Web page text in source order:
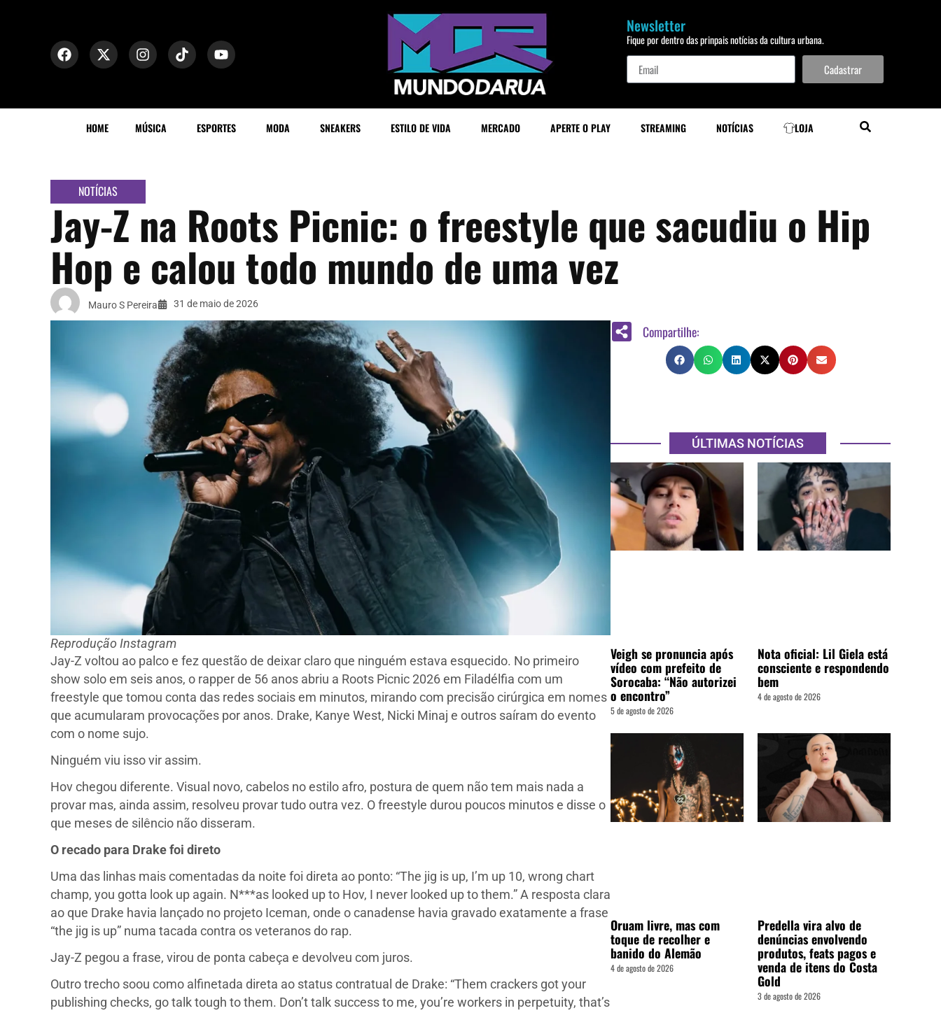
Newsletter
Fique por dentro das prinpais notícias da cultura urbana.
Cadastrar
HOME MÚSICA ESPORTES MODA SNEAKERS ESTILO DE VIDA MERCADO APERTE O PLAY STREAMING NOTÍCIAS LOJA
NOTÍCIAS
Jay-Z na Roots Picnic: o freestyle que sacudiu o Hip
Hop e calou todo mundo de uma vez
Mauro S Pereira 31 de maio de 2026
Reprodução Instagram
Jay-Z voltou ao palco e fez questão de deixar claro que ninguém estava esquecido. No primeiro
show solo em seis anos, o rapper de 56 anos abriu a Roots Picnic 2026 em Filadélfia com um
freestyle que tomou conta das redes sociais em minutos, mirando com precisão cirúrgica em nomes
que acumularam provocações por anos. Drake, Kanye West, Nicki Minaj e outros saíram do evento
com o nome sujo.
Ninguém viu isso vir assim.
Hov chegou diferente. Visual novo, cabelos no estilo afro, postura de quem não tem mais nada a
provar mas, ainda assim, resolveu provar tudo outra vez. O freestyle durou poucos minutos e disse o
que meses de silêncio não disseram.
O recado para Drake foi direto
Uma das linhas mais comentadas da noite foi direta ao ponto: “The jig is up, I’m up 10, wrong chart
champ, you gotta look up again. N***as looked up to Hov, I never looked up to them.” A resposta clara
ao que Drake havia lançado no projeto Iceman, onde o canadense havia gravado exatamente a frase
“the jig is up” numa tacada contra os veteranos do rap.
Jay-Z pegou a frase, virou de ponta cabeça e devolveu com juros.
Outro trecho soou como alfinetada direta ao status contratual de Drake: “Them crackers got your
publishing checks, go talk tough to them. Don’t talk success to me, you’re workers in perpetuity, that’s
Compartilhe:
ÚLTIMAS NOTÍCIAS
Veigh se pronuncia após
vídeo com prefeito de
Sorocaba: “Não autorizei
o encontro”
5 de agosto de 2026
Nota oficial: Lil Giela está
consciente e respondendo
bem
4 de agosto de 2026
Oruam livre, mas com
toque de recolher e
banido do Alemão
4 de agosto de 2026
Predella vira alvo de
denúncias envolvendo
produtos, feats pagos e
venda de itens do Costa
Gold
3 de agosto de 2026